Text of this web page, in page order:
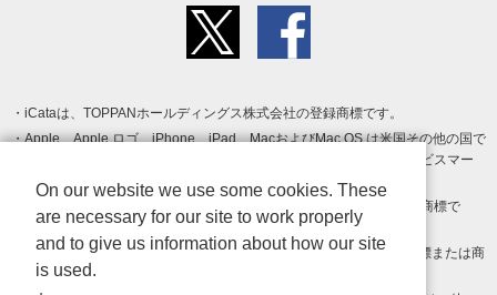
iCataは、TOPPANホールディングス株式会社の登録商標です。
Apple、Apple ロゴ、iPhone、iPad、MacおよびMac OS は米国その他の国で
登録された Apple Inc. の商標です。App Store は Apple Inc. のサービスマー
クです。
Android、Google Play および Google Play ロゴ は Google LLC の商標で
す。
Windows は Microsoft Inc.の米国およびその他の国における登録商標または商
標です。
On our website we use some cookies. These
are necessary for our site to work properly
and to give us information about how our site
is used.